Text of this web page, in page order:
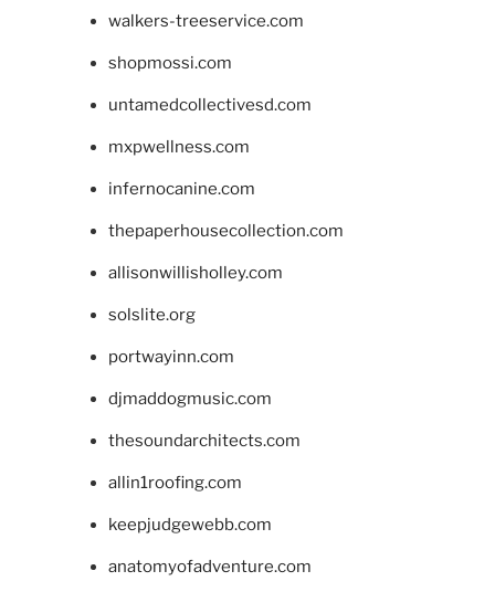
walkers-treeservice.com
shopmossi.com
untamedcollectivesd.com
mxpwellness.com
infernocanine.com
thepaperhousecollection.com
allisonwillisholley.com
solslite.org
portwayinn.com
djmaddogmusic.com
thesoundarchitects.com
allin1roofing.com
keepjudgewebb.com
anatomyofadventure.com